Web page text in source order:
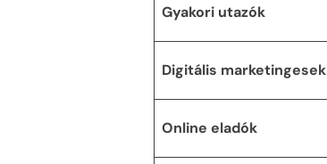
Gyakori utazók
Digitális marketingesek
Online eladók